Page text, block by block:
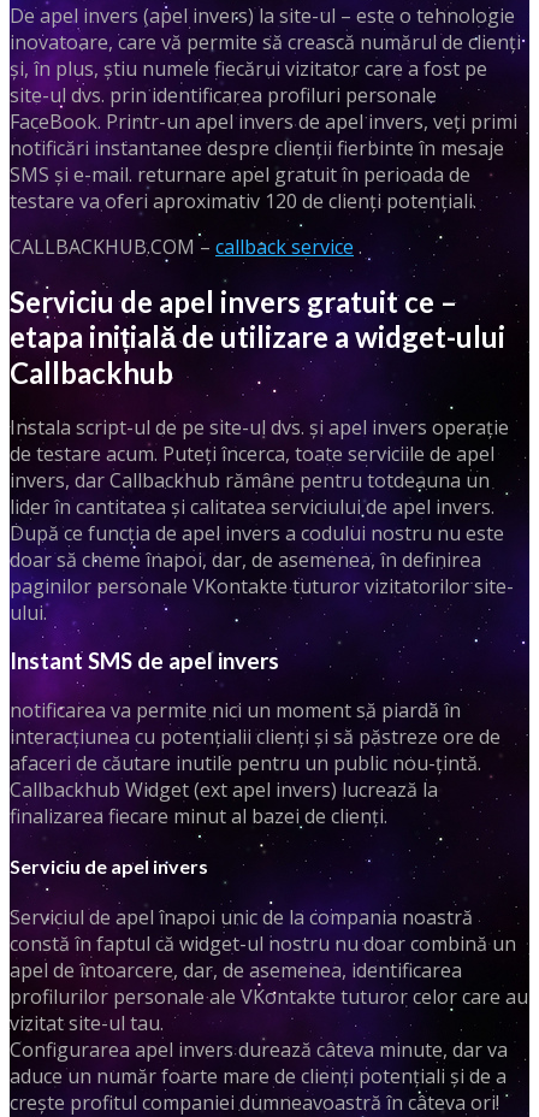
De apel invers (apel invers) la site-ul – este o tehnologie
inovatoare, care vă permite să crească numărul de clienți
și, în plus, știu numele fiecărui vizitator care a fost pe
site-ul dvs. prin identificarea profiluri personale
FaceBook. Printr-un apel invers de apel invers, veți primi
notificări instantanee despre clienții fierbinte în mesaje
SMS și e-mail. returnare apel gratuit în perioada de
testare va oferi aproximativ 120 de clienți potențiali.
CALLBACKHUB.COM – callback service .
Serviciu de apel invers gratuit ce –
etapa inițială de utilizare a widget-ului
Callbackhub
Instala script-ul de pe site-ul dvs. și apel invers operație
de testare acum. Puteți încerca, toate serviciile de apel
invers, dar Callbackhub rămâne pentru totdeauna un
lider în cantitatea și calitatea serviciului de apel invers.
După ce funcția de apel invers a codului nostru nu este
doar să cheme înapoi, dar, de asemenea, în definirea
paginilor personale VKontakte tuturor vizitatorilor site-
ului.
Instant SMS de apel invers
notificarea va permite nici un moment să piardă în
interacțiunea cu potențialii clienți și să păstreze ore de
afaceri de căutare inutile pentru un public nou-țintă.
Callbackhub Widget (ext apel invers) lucrează la
finalizarea fiecare minut al bazei de clienți.
Serviciu de apel invers
Serviciul de apel înapoi unic de la compania noastră
constă în faptul că widget-ul nostru nu doar combină un
apel de întoarcere, dar, de asemenea, identificarea
profilurilor personale ale VKontakte tuturor celor care au
vizitat site-ul tau.
Configurarea apel invers durează câteva minute, dar va
aduce un număr foarte mare de clienți potențiali și de a
crește profitul companiei dumneavoastră în câteva ori!